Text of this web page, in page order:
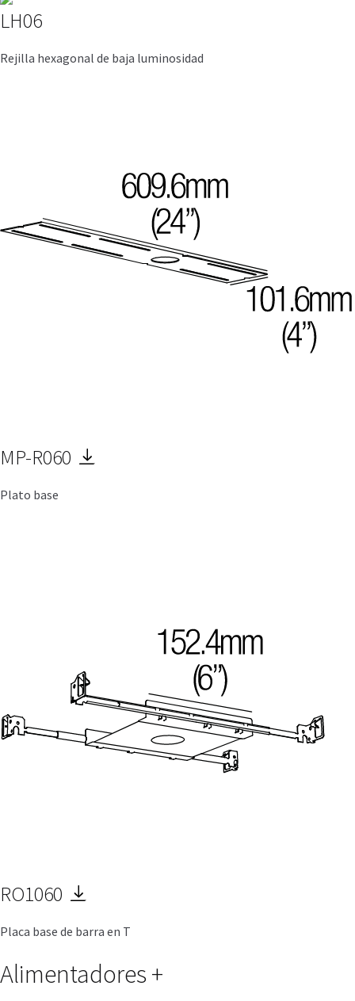
LH06
Rejilla hexagonal de baja luminosidad
MP-R060
Plato base
RO1060
Placa base de barra en T
Alimentadores +